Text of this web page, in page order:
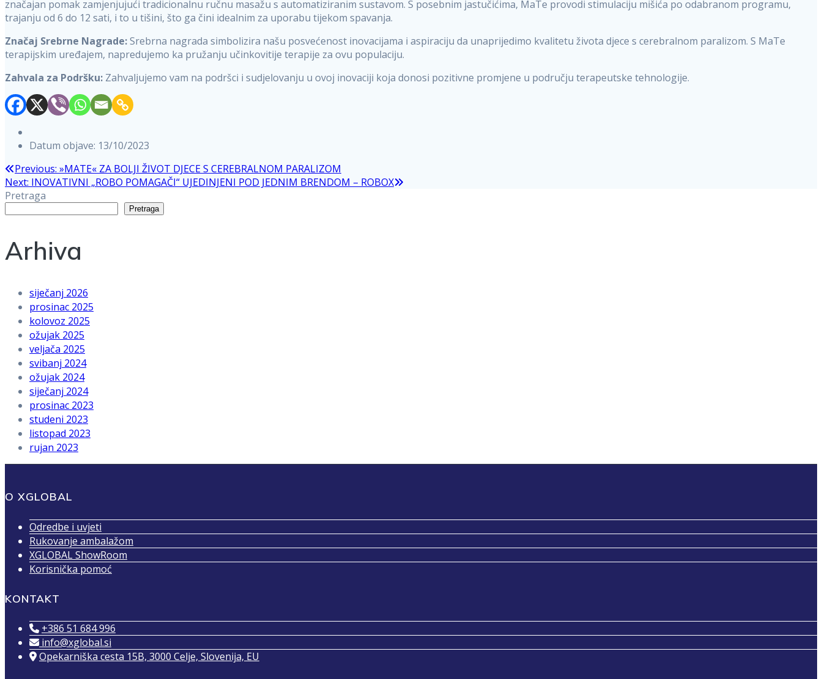
značajan pomak zamjenjujući tradicionalnu ručnu masažu s automatiziranim sustavom. S posebnim jastučićima, MaTe provodi stimulaciju mišića po odabranom programu,
trajanju od 6 do 12 sati, i to u tišini, što ga čini idealnim za uporabu tijekom spavanja.
Značaj Srebrne Nagrade:Srebrna nagrada simbolizira našu posvećenost inovacijama i aspiraciju da unaprijedimo kvalitetu života djece s cerebralnom paralizom. S MaTe
terapijskim uređajem, napredujemo ka pružanju učinkovitije terapije za ovu populaciju.
Zahvala za Podršku: Zahvaljujemo vam na podršci i sudjelovanju u ovoj inovaciji koja donosi pozitivne promjene u području terapeutske tehnologije.
Datum objave: 13/10/2023
Navigacija
objava
Previous: Previous
post:
»MATE« ZA BOLJI ŽIVOT DJECE S CEREBRALNOM PARALIZOM
Next: Next
post:
INOVATIVNI „ROBO POMAGAČI“ UJEDINJENI POD JEDNIM BRENDOM – ROBOX
Pretraga
Pretraga
Arhiva
siječanj 2026
prosinac 2025
kolovoz 2025
ožujak 2025
veljača 2025
svibanj 2024
ožujak 2024
siječanj 2024
prosinac 2023
studeni 2023
listopad 2023
rujan 2023
O XGLOBAL
Odredbe i uvjeti
Rukovanje ambalažom
XGLOBAL ShowRoom
Korisnička pomoć
KONTAKT
+386 51 684 996
info@xglobal.si
Opekarniška cesta 15B, 3000 Celje, Slovenija, EU